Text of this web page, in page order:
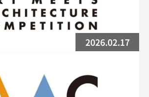
2026.02.17
ターコンペ結果速報